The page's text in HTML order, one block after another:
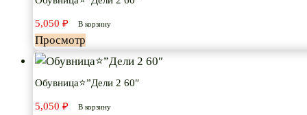
5,050 ₽ В корзину
Просмотр
Обувница⭐”Дели 2 60″
5,050 ₽ В корзину